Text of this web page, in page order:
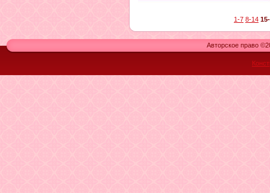
1-7 8-14
Авторское право